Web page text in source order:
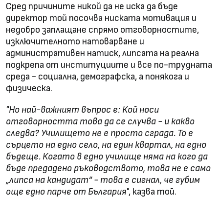
Сред причините никой да не иска да бъде
директор той посочва ниската мотивация и
недобро заплащане спрямо отговорностите,
изключителното натоварване и
административен натиск, липсата на реална
подкрепа от институциите и все по-трудната
среда - социална, демографска, а понякога и
физическа.
"Но най-важният въпрос е: Кой носи
отговорността това да се случва - и какво
следва? Училището не е просто сграда. То е
сърцето на едно село, на един квартал, на едно
бъдеще. Когато в едно училище няма на кого да
бъде предадено ръководството, това не е само
„липса на кандидат“ - това е сигнал, че губим
още едно парче от България", казва той.